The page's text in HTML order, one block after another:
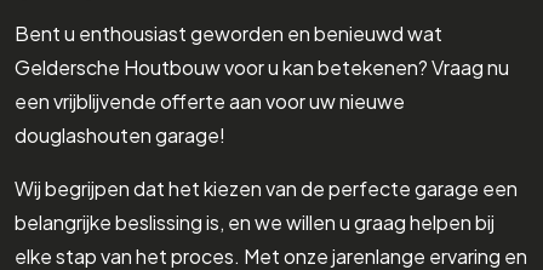
Bent u enthousiast geworden en benieuwd wat
Geldersche Houtbouw voor u kan betekenen? Vraag nu
een vrijblijvende offerte aan voor uw nieuwe
douglashouten garage!
Wij begrijpen dat het kiezen van de perfecte garage een
belangrijke beslissing is, en we willen u graag helpen bij
elke stap van het proces. Met onze jarenlange ervaring en